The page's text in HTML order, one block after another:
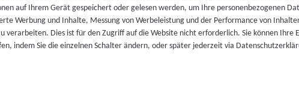
auf Ihrem Gerät gespeichert oder gelesen werden, um Ihre personenbezogenen
Werbung und Inhalte, Messung von Werbeleistung und der Performance von
verarbeiten. Dies ist für den Zugriff auf die Website nicht erforderlich. Sie können Ihre
indem Sie die einzelnen Schalter ändern, oder später jederzeit via